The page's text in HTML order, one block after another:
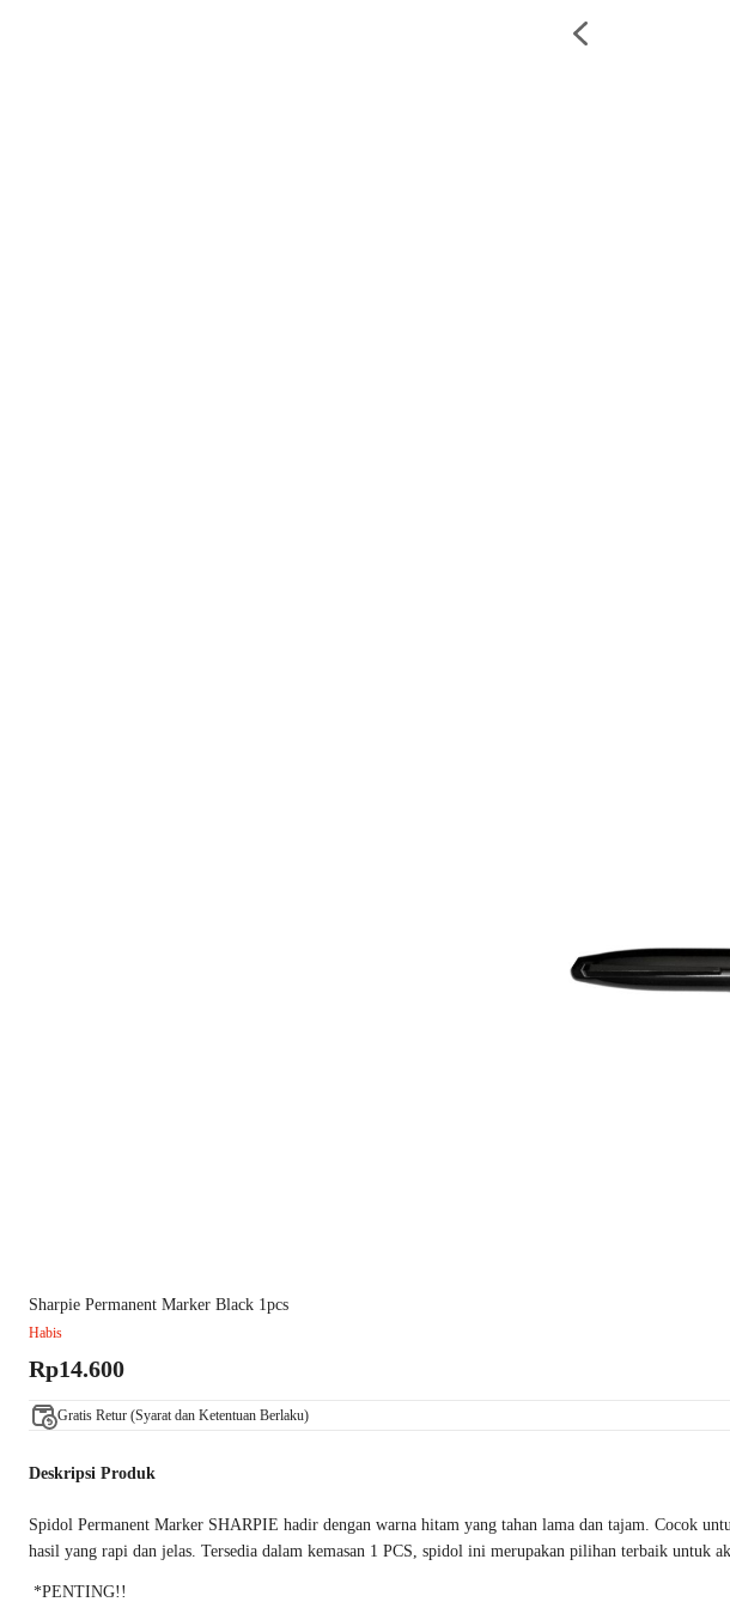
Sharpie Permanent Marker Black 1pcs
Habis
Rp14.600
Gratis Retur (Syarat dan Ketentuan Berlaku)
Deskripsi Produk
Spidol Permanent Marker SHARPIE hadir dengan warna hitam yang tahan lama dan tajam. Cocok
hasil yang rapi dan jelas. Tersedia dalam kemasan 1 PCS, spidol ini merupakan pilihan terbaik untuk
*PENTING!!